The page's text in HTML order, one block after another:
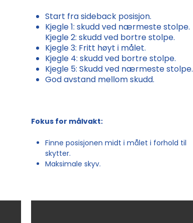
Start fra sideback posisjon.
Kjegle 1: skudd ved nærmeste stolpe.
Kjegle 2: skudd ved bortre stolpe.
Kjegle 3: Fritt høyt i målet.
Kjegle 4: skudd ved bortre stolpe.
Kjegle 5: Skudd ved nærmeste stolpe.
God avstand mellom skudd.
Fokus for målvakt:
Finne posisjonen midt i målet i forhold til
skytter.
Maksimale skyv.